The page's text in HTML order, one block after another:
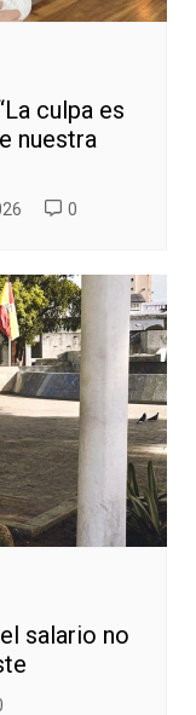
culpa es
nuestra
0
salario no